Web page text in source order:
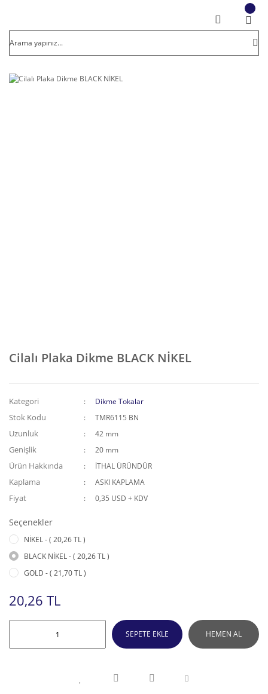
Cilalı Plaka Dikme BLACK NİKEL
Kategori Dikme Tokalar
Stok Kodu TMR6115 BN
Uzunluk 42 mm
Genişlik 20 mm
Ürün Hakkında İTHAL ÜRÜNDÜR
Kaplama ASKI KAPLAMA
Fiyat 0,35 USD + KDV
Seçenekler
NİKEL - ( 20,26 TL )
BLACK NİKEL - ( 20,26 TL )
GOLD - ( 21,70 TL )
20,26 TL
SEPETE EKLE HEMEN AL